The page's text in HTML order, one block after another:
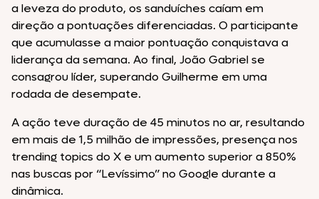
a leveza do produto, os sanduíches caíam em
direção a pontuações diferenciadas. O participante
que acumulasse a maior pontuação conquistava a
liderança da semana. Ao final, João Gabriel se
consagrou líder, superando Guilherme em uma
rodada de desempate.
A ação teve duração de 45 minutos no ar, resultando
em mais de 1,5 milhão de impressões, presença nos
trending topics do X e um aumento superior a 850%
nas buscas por “Levíssimo” no Google durante a
dinâmica.